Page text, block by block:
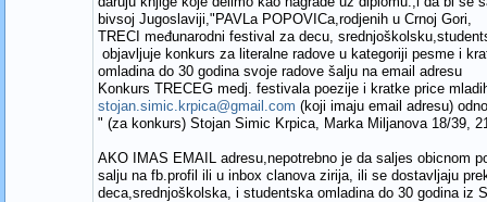
bivsoj Jugoslaviji,"PAVLa POPOVICa,rodjenih u Crnoj Gori,
TRECI međunarodni festival za decu,
objavljuje konkurs za literalne radove u kategoriji pesme i
omladina do 30 godina svoje radove šalju na email adresu
Konkurs TRECEG medj. festivala poezije i kratke price
stojan.simic.krpica@gmail.com (koji imaju email adresu)
" (za konkurs) Stojan Simic Krpica, Marka Miljanova 18/39,
AKO IMAS EMAIL adresu,nepotrebno je da saljes obicnom
salju na fb.profil ili u inbox clanova zirija, ili se dostavljaju
deca,srednjoškolska, i studentska omladina do 30 godina iz